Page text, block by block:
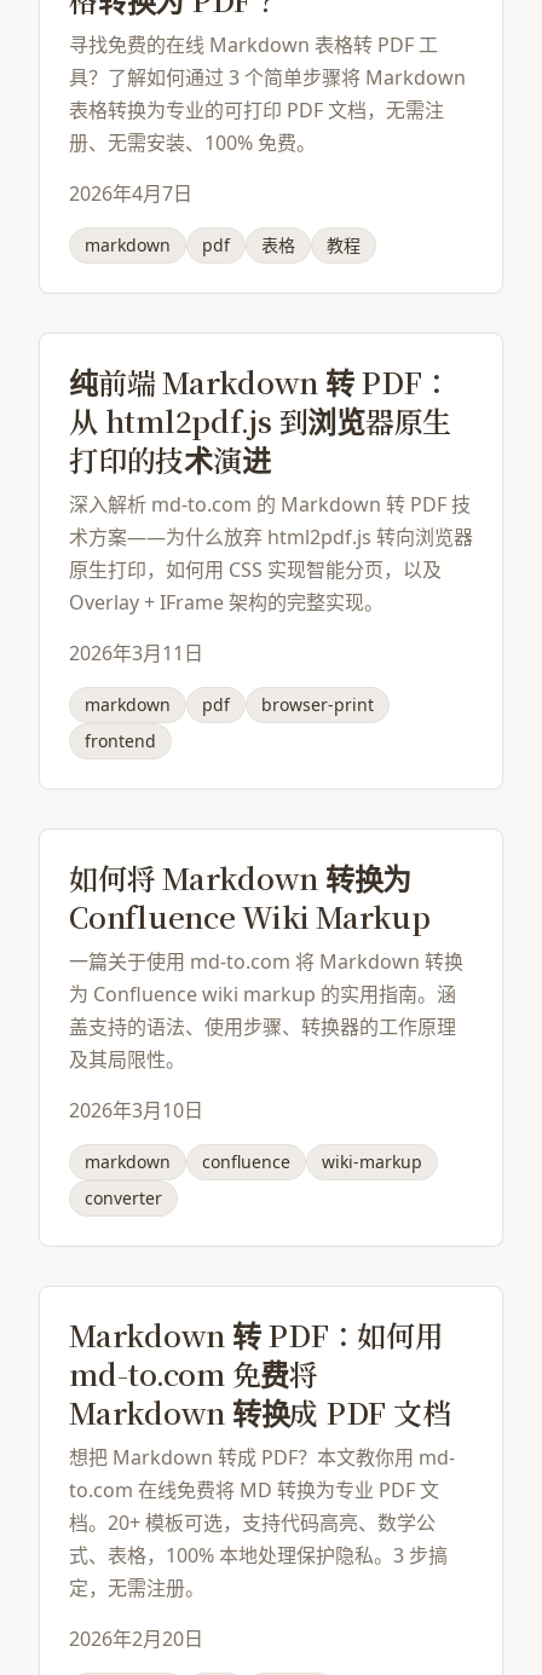
寻找免费的在线 Markdown 表格转 PDF 工
具？了解如何通过 3 个简单步骤将 Markdown
表格转换为专业的可打印 PDF 文档，无需注
册、无需安装、100% 免费。
2026年4月7日
markdown pdf 表格 教程
纯前端 Markdown 转 PDF：
从 html2pdf.js 到浏览器原生
打印的技术演进
深入解析 md-to.com 的 Markdown 转 PDF 技
术方案——为什么放弃 html2pdf.js 转向浏览器
原生打印，如何用 CSS 实现智能分页，以及
Overlay + IFrame 架构的完整实现。
2026年3月11日
markdown pdf
browser-print
frontend
如何将 Markdown 转换为
Confluence Wiki Markup
一篇关于使用 md-to.com 将 Markdown 转换
为 Confluence wiki markup 的实用指南。涵
盖支持的语法、使用步骤、转换器的工作原理
及其局限性。
2026年3月10日
markdown confluence
wiki-markup
converter
Markdown 转 PDF：如何用
md-to.com 免费将
Markdown 转换成 PDF 文档
想把 Markdown 转成 PDF？本文教你用 md-
to.com 在线免费将 MD 转换为专业 PDF 文
档。20+ 模板可选，支持代码高亮、数学公
式、表格，100% 本地处理保护隐私。3 步搞
定，无需注册。
2026年2月20日